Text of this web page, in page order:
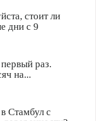
стоит ли
дни с 9
раз.
на...
Стамбул с